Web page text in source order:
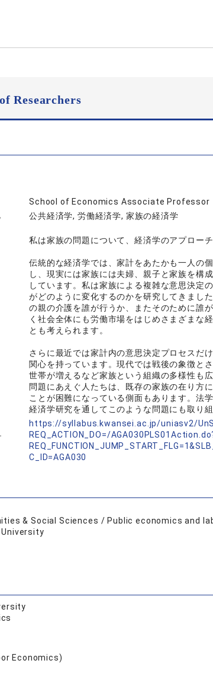
Researchers
School of Economics Associate Professor
公共経済学, 労働経済学, 家族の経済学
私は家族の問題について、経済学のアプロー
伝統的な経済学では、家計をあたかも一人の
し、現実には家族には夫婦、親子と家族を構
しています。私は家族による複雑な意思決定
がどのように変化するのかを研究してきまし
の親の介護を誰が行うか、またそのために誰
く社会全体にも労働市場をはじめさまざまな
とも考えられます。
さらに最近では家計内の意思決定プロセスだ
関心を持っています。現代では戦後の象徴と
世帯が増えるなど家族という組織の多様性も
問題にあえぐ人たちは、既存の家族の在り方
ことが困難になっている側面もあります。法
経済学研究を通してこのような問題にも取り
https://syllabus.kwansei.ac.jp/uniasv2/
REQ_ACTION_DO=/
C_ID=AGA030
& Social Sciences / Public economics and
University
Economics)